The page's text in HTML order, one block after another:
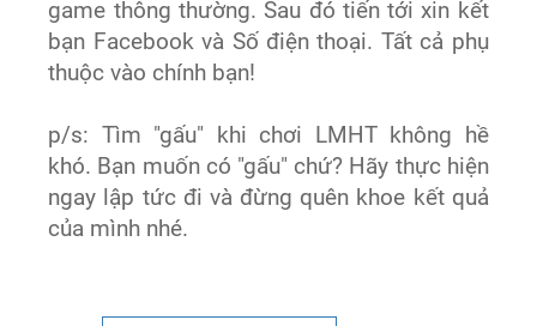
game thông thường. Sau đó tiến tới xin kết
bạn Facebook và Số điện thoại. Tất cả phụ
thuộc vào chính bạn!
p/s: Tìm "gấu" khi chơi LMHT không hề
khó. Bạn muốn có "gấu" chứ? Hãy thực hiện
ngay lập tức đi và đừng quên khoe kết quả
của mình nhé.